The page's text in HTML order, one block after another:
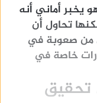
يخبر أماني أنه
تحاول أن
من صعوبة في
خاصة في
تحقيق